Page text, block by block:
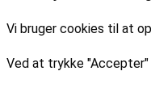
Vi bruger cookies til at
Ved at trykke